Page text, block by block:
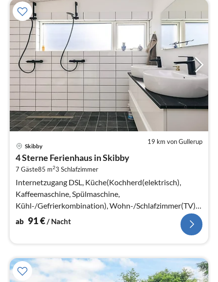
19 km von Gullerup
Skibby
4 Sterne Ferienhaus in Skibby
7 Gäste85 m23 Schlafzimmer
Internetzugang DSL, Küche(Kochherd(elektrisch),
Kaffeemaschine, Spülmaschine,
Kühl-/Gefrierkombination), Wohn-/Schlafzimmer(TV),
Schlafzimmer(Doppelbett)
ab 91€/ Nacht